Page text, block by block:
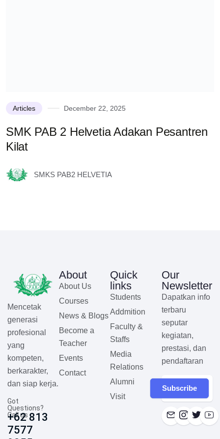
Articles December 22, 2025
SMK PAB 2 Helvetia Adakan Pesantren
Kilat
SMKS PAB2 HELVETIA
Mencetak
generasi
profesional
yang
kompeten,
berkarakter,
dan siap kerja.
Got
Questions?
Call us
+62 813
7577
About
About Us
Courses
News & Blogs
Become a
Teacher
Events
Contact
Quick
links
Students
Addmition
Faculty &
Staffs
Media
Relations
Alumni
Visit
Our
Newsletter
Dapatkan info
terbaru
seputar
kegiatan,
prestasi, dan
pendaftaran
Subscribe